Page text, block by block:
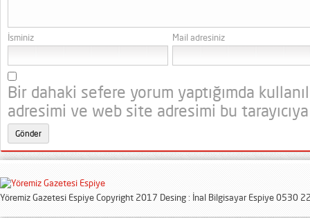
İsminiz Mail adresiniz
Bir dahaki sefere yorum yaptığımda
adresimi ve web site adresimi bu
Yöremiz Gazetesi Espiye Copyright 2017 Desing : İnal Bilgisayar Espiye 0530